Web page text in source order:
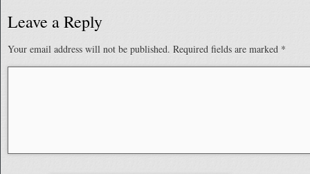
Leave a Reply
Your email address will not be published. Required fields are marked *